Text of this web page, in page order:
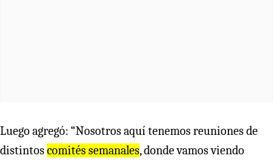
Luego agregó: “Nosotros aquí tenemos reuniones de
distintoscomités semanales, donde vamos viendo